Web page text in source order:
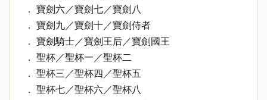
． 寶劍六／寶劍七／寶劍八
． 寶劍九／寶劍十／寶劍侍者
． 寶劍騎士／寶劍王后／寶劍國王
． 聖杯／聖杯一／聖杯二
． 聖杯三／聖杯四／聖杯五
． 聖杯七／聖杯六／聖杯八